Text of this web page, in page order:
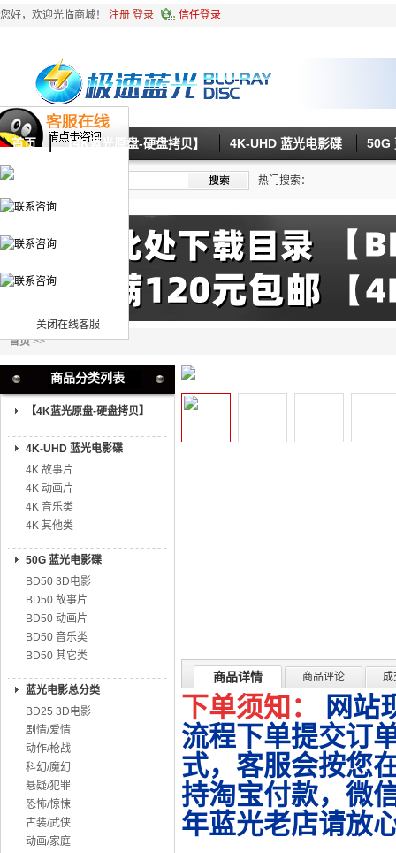
关闭在线客服
您好，欢迎光临商城！ 注册 登录 信任登录
首页 【4K蓝光原盘-硬盘拷贝】 4K-UHD 蓝光电影碟 50G
热门搜索：
首页>>
商品分类列表
【4K蓝光原盘-硬盘拷贝】
4K-UHD 蓝光电影碟
4K 故事片
4K 动画片
4K 音乐类
4K 其他类
50G 蓝光电影碟
BD50 3D电影
BD50 故事片
BD50 动画片
BD50 音乐类
BD50 其它类
蓝光电影总分类
BD25 3D电影
剧情/爱情
动作/枪战
科幻/魔幻
悬疑/犯罪
恐怖/惊悚
古装/武侠
动画/家庭
商品详情 商品评论 成
下单须知：
网站
流程下单提交订
式，客服会按您
持淘宝付款，微
年蓝光老店请放